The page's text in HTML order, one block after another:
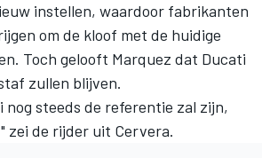
instellen, waardoor fabrikanten
om de kloof met de huidige
Toch gelooft Marquez dat Ducati
zullen blijven.
nog steeds de referentie zal zijn,
zei de rijder uit Cervera.